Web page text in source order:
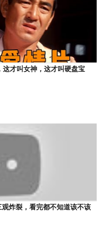
这才叫女神，这才叫硬盘宝
观炸裂，看完都不知道该不该